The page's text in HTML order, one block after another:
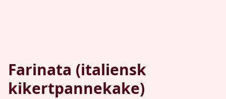
Farinata (italiensk
kikertpannekake)